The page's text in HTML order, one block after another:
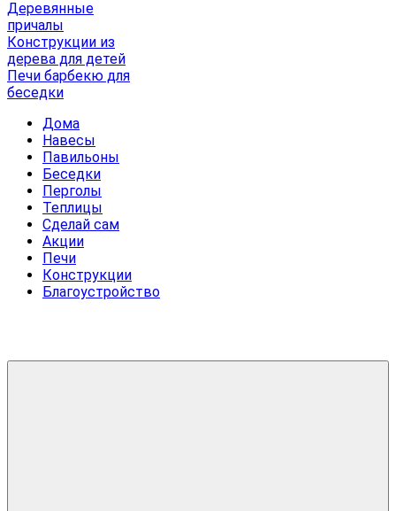
Деревянные
причалы
Конструкции из
дерева для детей
Печи барбекю для
беседки
Дома
Навесы
Павильоны
Беседки
Перголы
Теплицы
Сделай сам
Акции
Печи
Конструкции
Благоустройство